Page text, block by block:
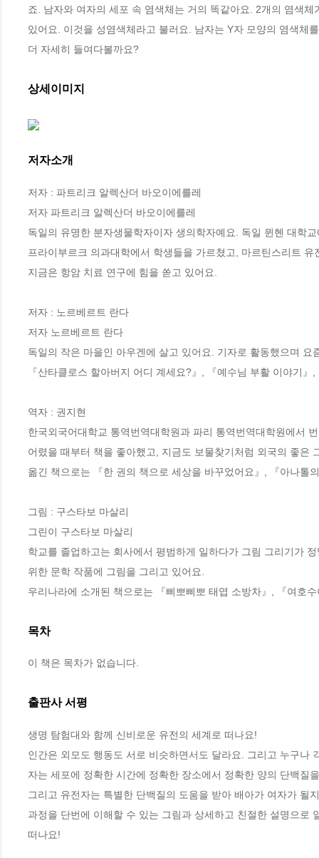
죠. 남자와 여자의 세포 속 염색체는 거의 똑같아요. 2개의 염색
있어요. 이것을 성염색체라고 불러요. 남자는 Y자 모양의 염색체
더 자세히 들여다볼까요?
상세이미지
저자소개
저자 : 파트리크 알렉산더 바오이에를레
저자 파트리크 알렉산더 바오이에를레
독일의 유명한 분자생물학자이자 생의학자예요. 독일 뮌헨 대학
프라이부르크 의과대학에서 학생들을 가르쳤고, 마르틴스리트
지금은 항암 치료 연구에 힘을 쏟고 있어요.
저자 : 노르베르트 란다
저자 노르베르트 란다
독일의 작은 마을인 아우겐에 살고 있어요. 기자로 활동했으며
『산타클로스 할아버지 어디 계세요?』, 『예수님 부활 이야기
역자 : 권지현
한국외국어대학교 통역번역대학원과 파리 통역번역대학원에서
어렸을 때부터 책을 좋아했고, 지금도 보물찾기처럼 외국의 좋은
옮긴 책으로는 『한 권의 책으로 세상을 바꾸었어요』, 『아나톨
그림 : 구스타보 마살리
그린이 구스타보 마살리
학교를 졸업하고는 회사에서 평범하게 일하다가 그림 그리기가
위한 문학 작품에 그림을 그리고 있어요.
우리나라에 소개된 책으로는 『삐뽀삐뽀 태엽 소방차』, 『여호
목차
이 책은 목차가 없습니다.
출판사 서평
생명 탐험대와 함께 신비로운 유전의 세계로 떠나요!
인간은 외모도 행동도 서로 비슷하면서도 달라요. 그리고 누구나
자는 세포에 정확한 시간에 정확한 장소에서 정확한 양의 단백질
그리고 유전자는 특별한 단백질의 도움을 받아 배아가 여자가 될
과정을 단번에 이해할 수 있는 그림과 상세하고 친절한 설명으로
떠나요!